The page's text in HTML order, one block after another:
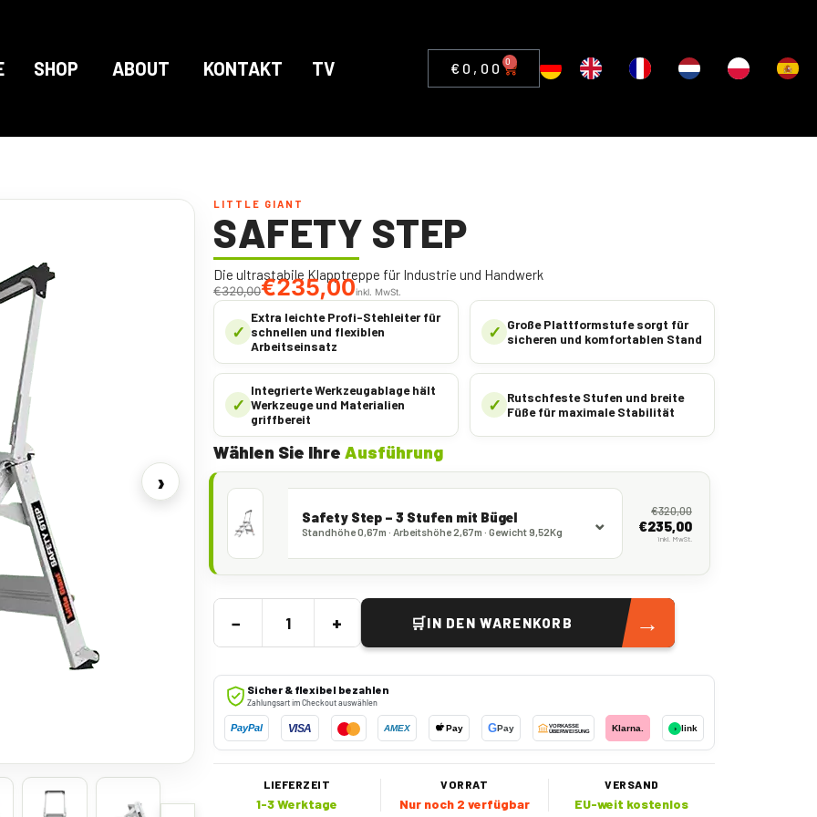
SHOP ABOUT KONTAKT TV € 0,00 0
›
LITTLE GIANT
SAFETY STEP
Die ultrastabile Klapptreppe für Industrie und Handwerk
€320,00€235,00inkl. MwSt.
✓
Extra leichte Profi-Stehleiter für
schnellen und flexiblen
Arbeitseinsatz
✓ Große Plattformstufe sorgt für
sicheren und komfortablen Stand
✓
Integrierte Werkzeugablage hält
Werkzeuge und Materialien
griffbereit
✓ Rutschfeste Stufen und breite
Füße für maximale Stabilität
Wählen Sie Ihre Ausführung
Safety Step – 3 Stufen mit Bügel
Standhöhe 0,67m · Arbeitshöhe 2,67m · Gewicht 9,52Kg
€320,00
€235,00
inkl. MwSt.
− + 🛒IN DEN WARENKORB →
Sicher & flexibel bezahlen
Zahlungsart im Checkout auswählen
PayPal VISA AMEX Pay GPay
VORKASSE
ÜBERWEISUNG
Klarna. › link
LIEFERZEIT
1-3 Werktage
VORRAT
Nur noch 2 verfügbar
VERSAND
EU-weit kostenlos